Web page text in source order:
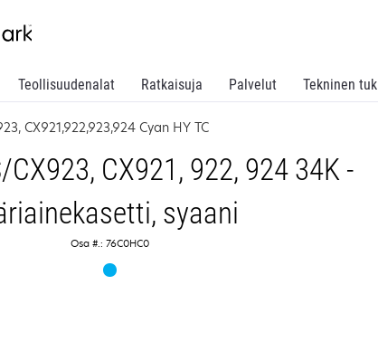
Teollisuudenalat Ratkaisuja Palvelut Tekninen
CX921,922,923,924 Cyan HY TC
CX923, CX921, 922, 924 34K -
syaani
Osa #.: 76C0HC0